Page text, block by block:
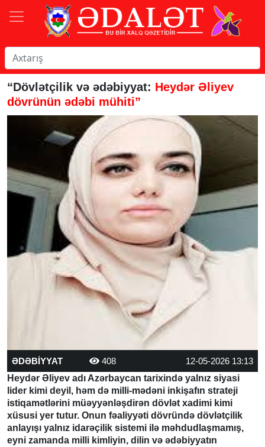
“Dövlətçilik və ədəbiyyat: Heydər Əliyev
dövrünün ədəbi mühiti”
ƏDƏBİYYAT 408
12-05-2026 13:13
Heydər Əliyev adı Azərbaycan tarixində yalnız siyasi
lider kimi deyil, həm də milli-mədəni inkişafın strateji
istiqamətlərini müəyyənləşdirən dövlət xadimi kimi
xüsusi yer tutur. Onun fəaliyyəti dövründə dövlətçilik
anlayışı yalnız idarəçilik sistemi ilə məhdudlaşmamış,
eyni zamanda milli kimliyin, dilin və ədəbiyyatın